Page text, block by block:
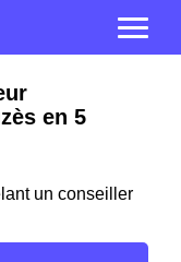
en 5
un conseiller